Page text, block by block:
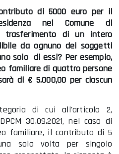
di 5000 euro per il
nel Comune di
trasferimento di un intero
da ognuno dei soggetti
solo di essi? Per esempio,
familiare di quattro persone
di € 5.000,00 per ciascun
di cui all'articolo 2,
30.09.2021, nel caso di
familiare, il contributo di 5
sola volta per singolo